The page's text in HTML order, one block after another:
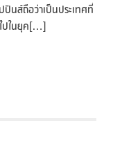
นส์ถือว่าเป็นประเทศที่
ปในยุค[…]